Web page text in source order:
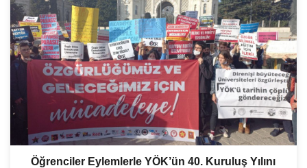
Öğrenciler Eylemlerle YÖK’ün 40. Kuruluş Yılını